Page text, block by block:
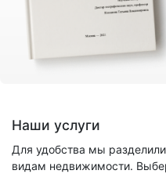
Наши услуги
Для удобства мы
видам недвижимости.